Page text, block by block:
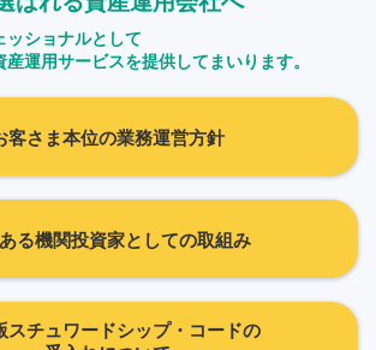
ッショナルとして
運用サービスを提供してまいります。
客さま本位の業務運営方針
る機関投資家としての取組み
スチュワードシップ・コードの